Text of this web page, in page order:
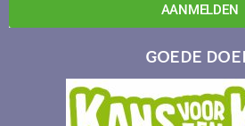
AANMELDEN
GOEDE